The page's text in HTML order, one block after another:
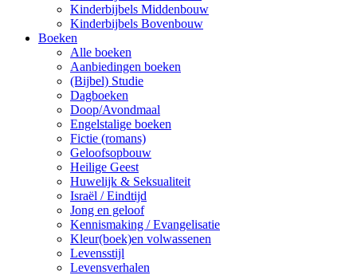
Kinderbijbels Middenbouw
Kinderbijbels Bovenbouw
Boeken
Alle boeken
Aanbiedingen boeken
(Bijbel) Studie
Dagboeken
Doop/Avondmaal
Engelstalige boeken
Fictie (romans)
Geloofsopbouw
Heilige Geest
Huwelijk & Seksualiteit
Israël / Eindtijd
Jong en geloof
Kennismaking / Evangelisatie
Kleur(boek)en volwassenen
Levensstijl
Levensverhalen